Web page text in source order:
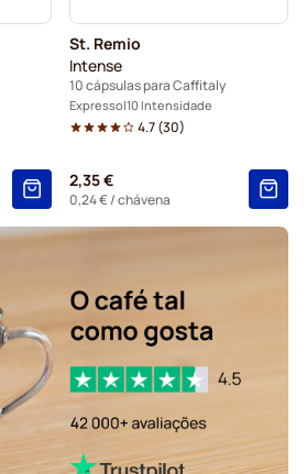
St. Remio
Intense
10 cápsulas para Caffitaly
Expresso 10 Intensidade
4.7(30)
2,35 €
0,24 €/ chávena